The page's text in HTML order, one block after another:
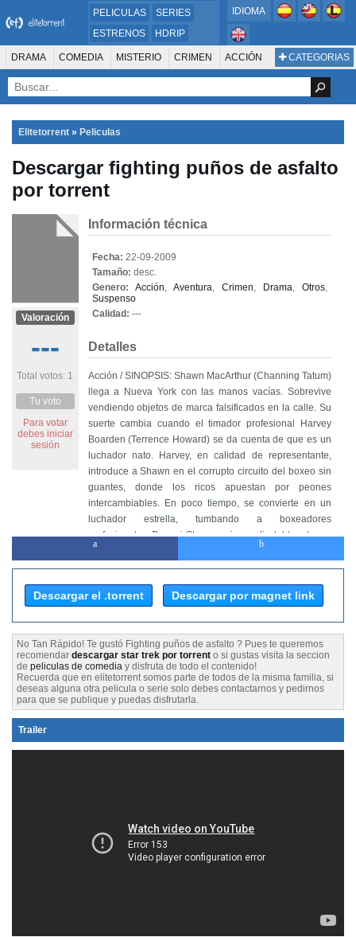
PELICULAS
SERIES
ESTRENOS
HDRIP
MICROHD
720P
DVDRIP
IDIOMA
CATEGORIAS
DRAMA COMEDIA MISTERIO CRIMEN ACCIÓN
SUSPENSO AVENTURA
ANIMACIÓN ROMANCE TERROR CIENCIA FICCIÓN FANTASÍA
FAMILIA DOCUS Y TV
PELÍCULA DE LA TELEVISIÓN FOREIGN KIDS REALITY ANIMACION
Elitetorrent » Peliculas
Descargar fighting puños de asfalto
por torrent
Valoración
---
Total votos: 1
Tu voto
Para votar
debes iniciar
sesión
Información técnica
Fecha: 22-09-2009
Tamaño: desc.
Genero:
Acción, Aventura, Crimen, Drama, Otros,
Suspenso
Calidad: ---
Detalles
Acción / SINOPSIS: Shawn MacArthur (Channing Tatum)
llega a Nueva York con las manos vacías. Sobrevive
vendiendo objetos de marca falsificados en la calle. Su
suerte cambia cuando el timador profesional Harvey
Boarden (Terrence Howard) se da cuenta de que es un
luchador nato. Harvey, en calidad de representante,
introduce a Shawn en el corrupto circuito del boxeo sin
guantes, donde los ricos apuestan por peones
intercambiables. En poco tiempo, se convierte en un
luchador estrella, tumbando a boxeadores
profesionales. Pero si Shawn quiere salir del tenebroso
pelea más dura de su vida.
Descargar el .torrent Descargar por magnet link
No Tan Rápido! Te gustó Fighting puños de asfalto ? Pues te queremos
recomendar descargar star trek por torrent o si gustas visita la seccion
de peliculas de comedia y disfruta de todo el contenido!
Recuerda que en elitetorrent somos parte de todos de la misma familia, si
deseas alguna otra pelicula o serie solo debes contactarnos y pedirnos
para que se publique y puedas disfrutarla.
Trailer